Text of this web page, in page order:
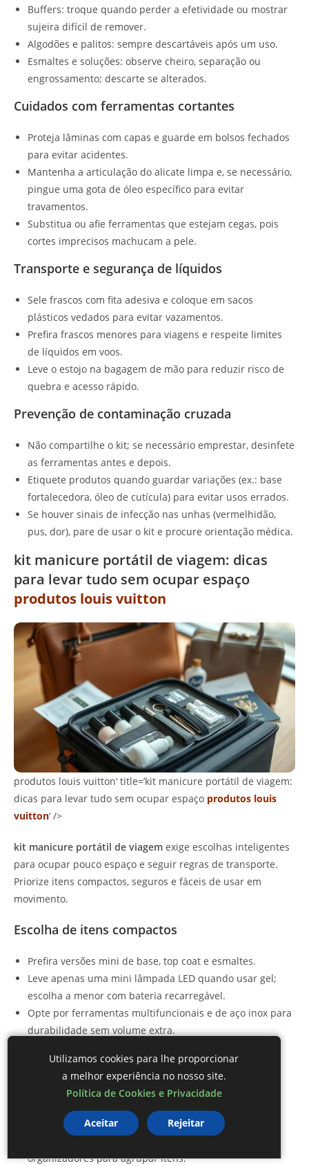
Buffers: troque quando perder a efetividade ou mostrar
sujeira difícil de remover.
Algodões e palitos: sempre descartáveis após um uso.
Esmaltes e soluções: observe cheiro, separação ou
engrossamento; descarte se alterados.
Cuidados com ferramentas cortantes
Proteja lâminas com capas e guarde em bolsos fechados
para evitar acidentes.
Mantenha a articulação do alicate limpa e, se necessário,
pingue uma gota de óleo específico para evitar
travamentos.
Substitua ou afie ferramentas que estejam cegas, pois
cortes imprecisos machucam a pele.
Transporte e segurança de líquidos
Sele frascos com fita adesiva e coloque em sacos
plásticos vedados para evitar vazamentos.
Prefira frascos menores para viagens e respeite limites
de líquidos em voos.
Leve o estojo na bagagem de mão para reduzir risco de
quebra e acesso rápido.
Prevenção de contaminação cruzada
Não compartilhe o kit; se necessário emprestar, desinfete
as ferramentas antes e depois.
Etiquete produtos quando guardar variações (ex.: base
fortalecedora, óleo de cutícula) para evitar usos errados.
Se houver sinais de infecção nas unhas (vermelhidão,
pus, dor), pare de usar o kit e procure orientação médica.
kit manicure portátil de viagem: dicas
para levar tudo sem ocupar espaço
produtos louis vuitton
produtos louis vuitton‘ title=’kit manicure portátil de viagem:
dicas para levar tudo sem ocupar espaço produtos louis
vuitton‘ />
kit manicure portátil de viagem exige escolhas inteligentes
para ocupar pouco espaço e seguir regras de transporte.
Priorize itens compactos, seguros e fáceis de usar em
movimento.
Escolha de itens compactos
Prefira versões mini de base, top coat e esmaltes.
Leve apenas uma mini lâmpada LED quando usar gel;
escolha a menor com bateria recarregável.
Opte por ferramentas multifuncionais e de aço inox para
durabilidade sem volume extra.
Como reduzir volume
Selecione cores curingas em vez de muitos tons.
30–50 ml quando permitido.
organizadores para agrupar itens.
Utilizamos cookies para lhe proporcionar
a melhor experiência no nosso site.
Política de Cookies e Privacidade
Aceitar Rejeitar